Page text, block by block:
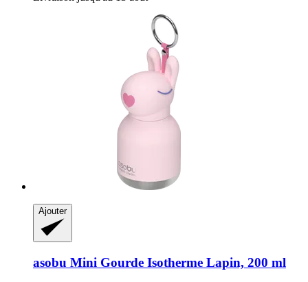
Ajouter
asobu Mini Gourde Isotherme Lapin, 200 ml